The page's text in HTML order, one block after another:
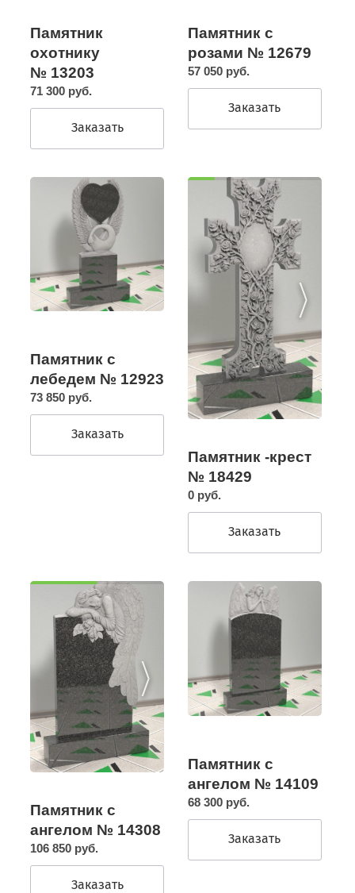
Памятник
охотнику
№ 13203
71 300 руб.
Заказать
Памятник с
розами № 12679
57 050 руб.
Заказать
Памятник с
лебедем № 12923
73 850 руб.
Заказать
Памятник -крест
№ 18429
0 руб.
Заказать
Памятник с
ангелом № 14308
106 850 руб.
Заказать
Памятник с
ангелом № 14109
68 300 руб.
Заказать